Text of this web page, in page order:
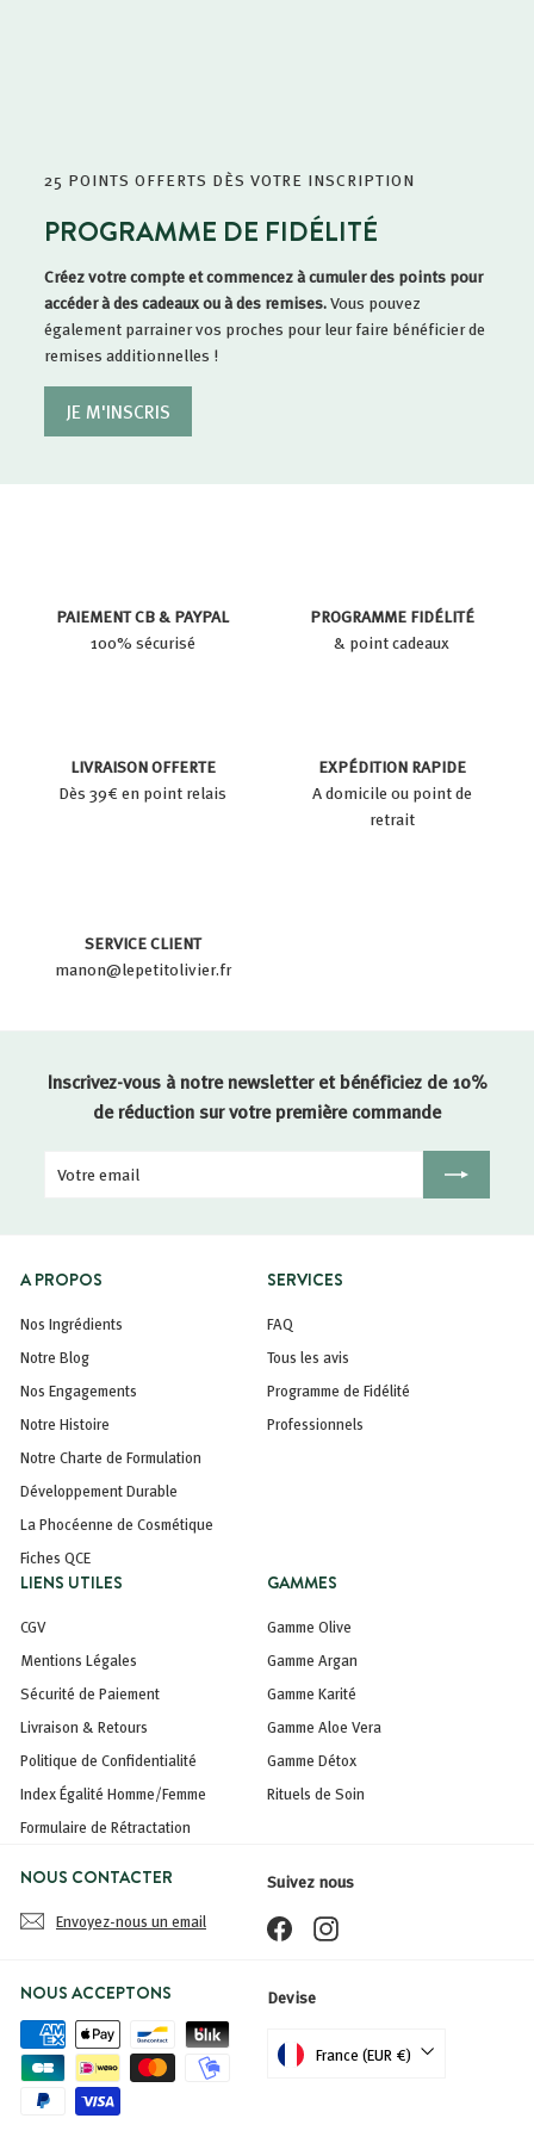
25 POINTS OFFERTS DÈS VOTRE INSCRIPTION
PROGRAMME DE FIDÉLITÉ
Créez votre compte et commencez à cumuler des points pour
accéder à des cadeaux ou à des remises.Vous pouvez
également parrainer vos proches pour leur faire bénéficier de
remises additionnelles !
JE M'INSCRIS
PAIEMENT CB & PAYPAL
100% sécurisé
PROGRAMME FIDÉLITÉ
& point cadeaux
LIVRAISON OFFERTE
Dès 39€ en point relais
EXPÉDITION RAPIDE
A domicile ou point de
retrait
SERVICE CLIENT
manon@lepetitolivier.fr
Inscrivez-vous à notre newsletter et bénéficiez de 10%
de réduction sur votre première commande
Votre
Inscription
A PROPOS
Nos Ingrédients
Notre Blog
Nos Engagements
Notre Histoire
Notre Charte de Formulation
Développement Durable
La Phocéenne de Cosmétique
Fiches QCE
SERVICES
FAQ
Tous les avis
Programme de Fidélité
Professionnels
LIENS UTILES
CGV
Mentions Légales
Sécurité de Paiement
Livraison & Retours
Politique de Confidentialité
Index Égalité Homme/Femme
Formulaire de Rétractation
GAMMES
Gamme Olive
Gamme Argan
Gamme Karité
Gamme Aloe Vera
Gamme Détox
Rituels de Soin
NOUS CONTACTER
Envoyez-nous un email
Suivez nous
FacebookInstagram
NOUS ACCEPTONS Devise
France (EUR €)